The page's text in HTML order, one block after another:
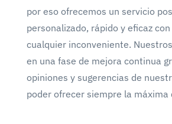
por eso ofrecemos un servicio
personalizado, rápido y eficaz
cualquier inconveniente.
en una fase de mejora continua
opiniones y sugerencias de
poder ofrecer siempre la máxima